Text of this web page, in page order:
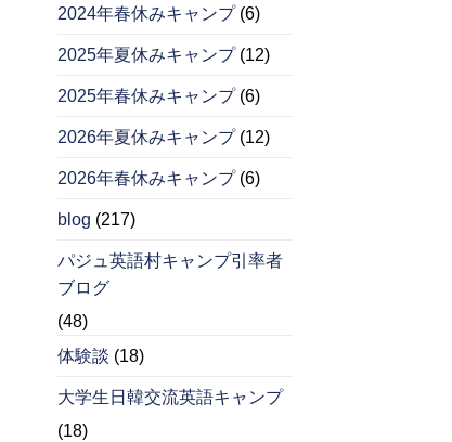
2024年春休みキャンプ(6)
2025年夏休みキャンプ(12)
2025年春休みキャンプ(6)
2026年夏休みキャンプ(12)
2026年春休みキャンプ(6)
blog (217)
パジュ英語村キャンプ引率者
ブログ
(48)
体験談 (18)
大学生日韓交流英語キャンプ
(18)